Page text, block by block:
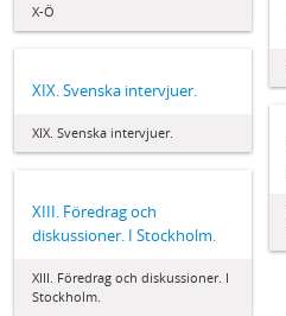
X-Ö
XIX. Svenska intervjuer.
XIX. Svenska intervjuer.
XIII. Föredrag och
diskussioner. I Stockholm.
XIII. Föredrag och diskussioner. I
Stockholm.